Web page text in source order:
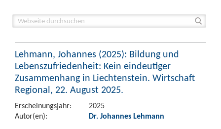
Lehmann, Johannes (2025): Bildung und
Lebenszufriedenheit: Kein eindeutiger
Zusammenhang in Liechtenstein. Wirtschaft
Regional, 22. August 2025.
Erscheinungsjahr:
2025
Autor(en):
Dr. Johannes Lehmann